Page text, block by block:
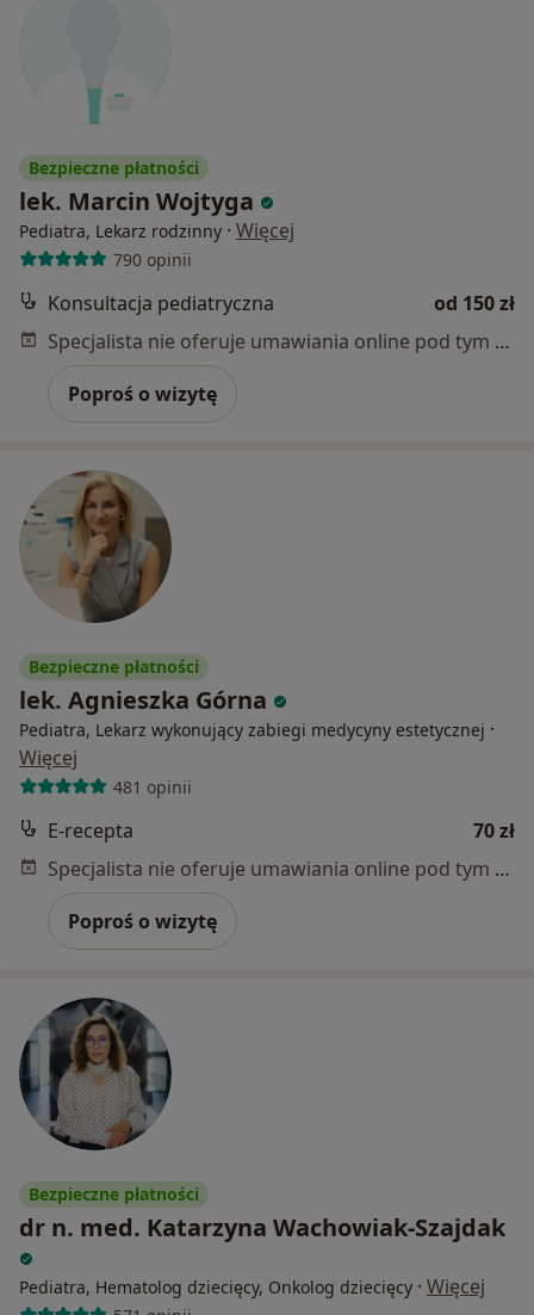
Bezpieczne płatności
lek. Marcin Wojtyga
Pediatra, Lekarz rodzinny · Więcej
790 opinii
Konsultacja pediatryczna
od 150 zł
Specjalista nie oferuje umawiania online pod tym adresem.
Poproś o wizytę
Bezpieczne płatności
lek. Agnieszka Górna
Pediatra, Lekarz wykonujący zabiegi medycyny estetycznej ·
Więcej
481 opinii
E-recepta
70 zł
Specjalista nie oferuje umawiania online pod tym adresem.
Poproś o wizytę
Bezpieczne płatności
dr n. med. Katarzyna Wachowiak-Szajdak
Pediatra, Hematolog dziecięcy, Onkolog dziecięcy · Więcej